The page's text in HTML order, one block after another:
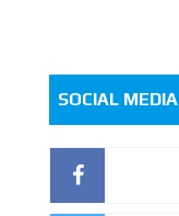
SOCIAL MEDIA